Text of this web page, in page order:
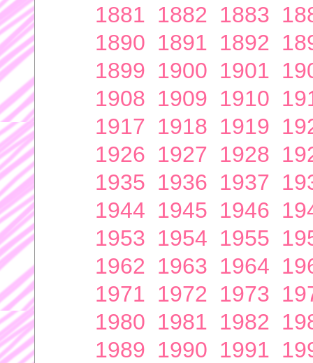
1881 1882 1883
1890 1891 1892
1899 1900 1901
1908 1909 1910
1917 1918 1919
1926 1927 1928
1935 1936 1937
1944 1945 1946
1953 1954 1955
1962 1963 1964
1971 1972 1973
1980 1981 1982
1989 1990 1991